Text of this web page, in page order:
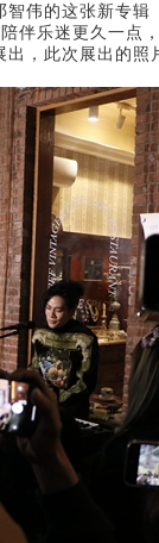
智伟的这张新专
伴乐迷更久一点
，此次展出的